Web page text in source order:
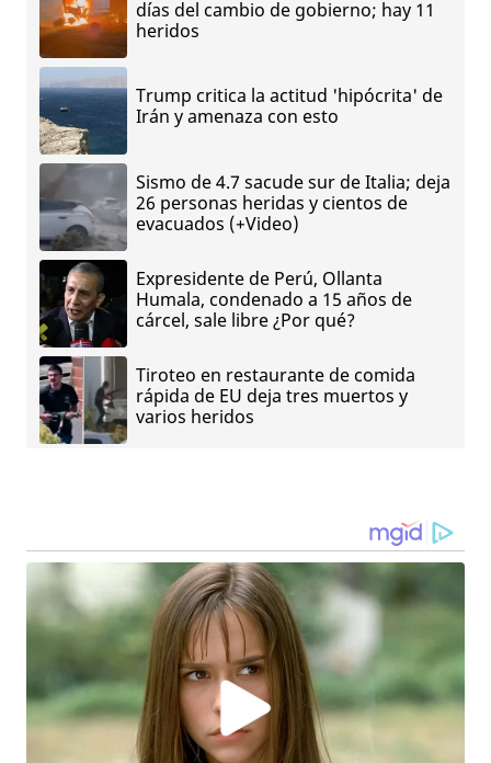
días del cambio de gobierno; hay 11
heridos
Trump critica la actitud 'hipócrita' de
Irán y amenaza con esto
Sismo de 4.7 sacude sur de Italia; deja
26 personas heridas y cientos de
evacuados (+Video)
Expresidente de Perú, Ollanta
Humala, condenado a 15 años de
cárcel, sale libre ¿Por qué?
Tiroteo en restaurante de comida
rápida de EU deja tres muertos y
varios heridos